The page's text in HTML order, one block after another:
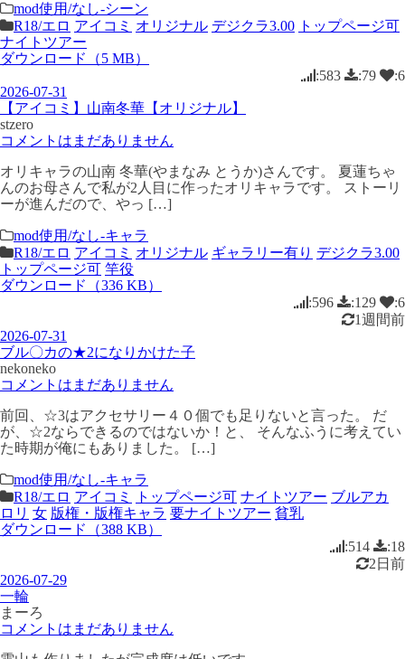
mod使用/なし-シーン
R18/エロ アイコミ オリジナル デジクラ3.00 トップページ可
ナイトツアー
ダウンロード（5 MB）
:583
:79
:6
2026-07-31
【アイコミ】山南冬華【オリジナル】
stzero
コメントはまだありません
オリキャラの山南 冬華(やまなみ とうか)さんです。 夏蓮ちゃ
んのお母さんで私が2人目に作ったオリキャラです。 ストーリ
ーが進んだので、やっ […]
mod使用/なし-キャラ
R18/エロ アイコミ オリジナル ギャラリー有り デジクラ3.00
トップページ可 竿役
ダウンロード（336 KB）
:596
:129
:6
1週間前
2026-07-31
ブル〇カの★2になりかけた子
nekoneko
コメントはまだありません
前回、☆3はアクセサリー４０個でも足りないと言った。 だ
が、☆2ならできるのではないか！と、 そんなふうに考えてい
た時期が俺にもありました。 […]
mod使用/なし-キャラ
R18/エロ アイコミ トップページ可 ナイトツアー ブルアカ
ロリ 女 版権・版権キャラ 要ナイトツアー 貧乳
ダウンロード（388 KB）
:514
:18
2日前
2026-07-29
一輪
まーろ
コメントはまだありません